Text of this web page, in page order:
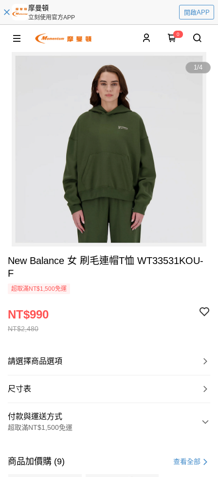
摩曼頓
立刻使用官方APP
開啟APP
0
1/4
New Balance 女 刷毛連帽T恤 WT33531KOU-
F
超取滿NT$1,500免運
NT$2,480
NT$990
請選擇商品選項
尺寸表
付款與運送方式
超取滿NT$1,500免運
信用卡一次付款
商品加價購 (9) 查看全部